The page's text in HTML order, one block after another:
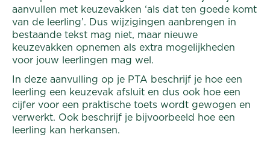
aanvullen met keuzevakken ‘als dat ten goede komt
van de leerling’. Dus wijzigingen aanbrengen in
bestaande tekst mag niet, maar nieuwe
keuzevakken opnemen als extra mogelijkheden
voor jouw leerlingen mag wel.
In deze aanvulling op je PTA beschrijf je hoe een
leerling een keuzevak afsluit en dus ook hoe een
cijfer voor een praktische toets wordt gewogen en
verwerkt. Ook beschrijf je bijvoorbeeld hoe een
leerling kan herkansen.